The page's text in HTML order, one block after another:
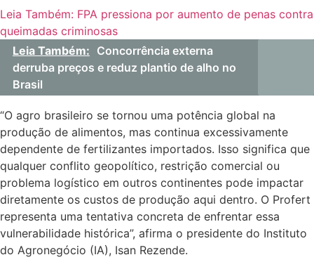
Leia Também: FPA pressiona por aumento de penas contra
queimadas criminosas
Leia Também: Concorrência externa
derruba preços e reduz plantio de alho no
Brasil
“O agro brasileiro se tornou uma potência global na
produção de alimentos, mas continua excessivamente
dependente de fertilizantes importados. Isso significa que
qualquer conflito geopolítico, restrição comercial ou
problema logístico em outros continentes pode impactar
diretamente os custos de produção aqui dentro. O Profert
representa uma tentativa concreta de enfrentar essa
vulnerabilidade histórica”, afirma o presidente do Instituto
do Agronegócio (IA), Isan Rezende.